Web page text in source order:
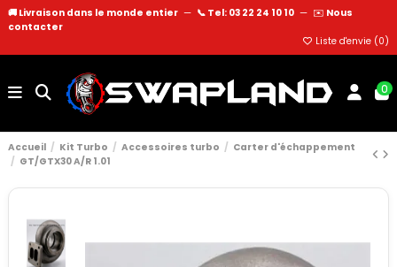
🚚 Livraison dans le monde entier — 📞 Tel: 03 22 24 10 10 — ✉️ Nous
contacter
Liste d'envie (0)
0
Accueil Kit Turbo Accessoires turbo
Carter d'échappement
GT/GTX30 A/R 1.01